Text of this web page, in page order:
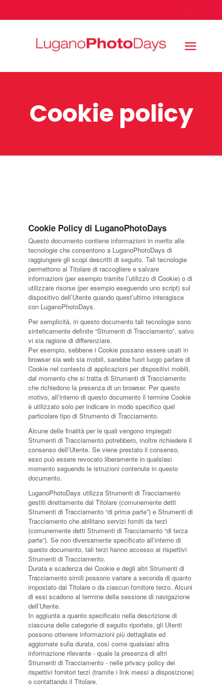
Cookie policy
Cookie Policy di LuganoPhotoDays
Questo documento contiene informazioni in merito alle
tecnologie che consentono a LuganoPhotoDays di
raggiungere gli scopi descritti di seguito. Tali tecnologie
permettono al Titolare di raccogliere e salvare
informazioni (per esempio tramite l’utilizzo di Cookie) o di
utilizzare risorse (per esempio eseguendo uno script) sul
dispositivo dell’Utente quando quest’ultimo interagisce
con LuganoPhotoDays.
Per semplicità, in questo documento tali tecnologie sono
sinteticamente definite “Strumenti di Tracciamento”, salvo
vi sia ragione di differenziare.
Per esempio, sebbene i Cookie possano essere usati in
browser sia web sia mobili, sarebbe fuori luogo parlare di
Cookie nel contesto di applicazioni per dispositivi mobili,
dal momento che si tratta di Strumenti di Tracciamento
che richiedono la presenza di un browser. Per questo
motivo, all’interno di questo documento il termine Cookie
è utilizzato solo per indicare in modo specifico quel
particolare tipo di Strumento di Tracciamento.
Alcune delle finalità per le quali vengono impiegati
Strumenti di Tracciamento potrebbero, inoltre richiedere il
consenso dell’Utente. Se viene prestato il consenso,
esso può essere revocato liberamente in qualsiasi
momento seguendo le istruzioni contenute in questo
documento.
LuganoPhotoDays utilizza Strumenti di Tracciamento
gestiti direttamente dal Titolare (comunemente detti
Strumenti di Tracciamento “di prima parte”) e Strumenti di
Tracciamento che abilitano servizi forniti da terzi
(comunemente detti Strumenti di Tracciamento “di terza
parte”). Se non diversamente specificato all’interno di
questo documento, tali terzi hanno accesso ai rispettivi
Strumenti di Tracciamento.
Durata e scadenza dei Cookie e degli altri Strumenti di
Tracciamento simili possono variare a seconda di quanto
impostato dal Titolare o da ciascun fornitore terzo. Alcuni
di essi scadono al termine della sessione di navigazione
dell’Utente.
In aggiunta a quanto specificato nella descrizione di
ciascuna delle categorie di seguito riportate, gli Utenti
possono ottenere informazioni più dettagliate ed
aggiornate sulla durata, così come qualsiasi altra
informazione rilevante - quale la presenza di altri
Strumenti di Tracciamento - nelle privacy policy dei
rispettivi fornitori terzi (tramite i link messi a disposizione)
o contattando il Titolare.